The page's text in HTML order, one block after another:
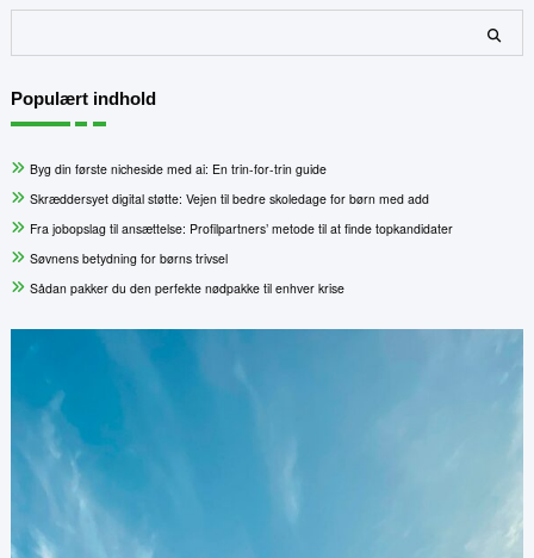
Populært indhold
Byg din første nicheside med ai: En trin-for-trin guide
Skræddersyet digital støtte: Vejen til bedre skoledage for børn med add
Fra jobopslag til ansættelse: Profilpartners’ metode til at finde topkandidater
Søvnens betydning for børns trivsel
Sådan pakker du den perfekte nødpakke til enhver krise